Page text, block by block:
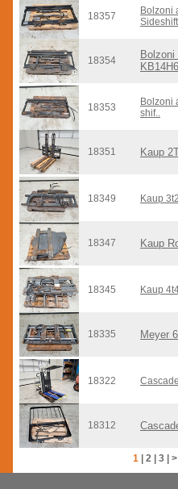
18357
Bolzoni
Sideshift
18354
Bolzoni
18353
Bolzoni
shif..
18351 Kaup
18349 Kaup
18347 Kaup
18345 Kaup
18335 Meyer
18322
18312
1 2 3 >